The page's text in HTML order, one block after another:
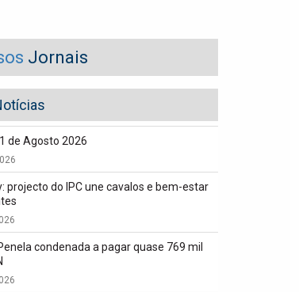
Jornais
de Agosto 2026
projecto do IPC une cavalos e bem-estar
condenada a pagar quase 769 mil